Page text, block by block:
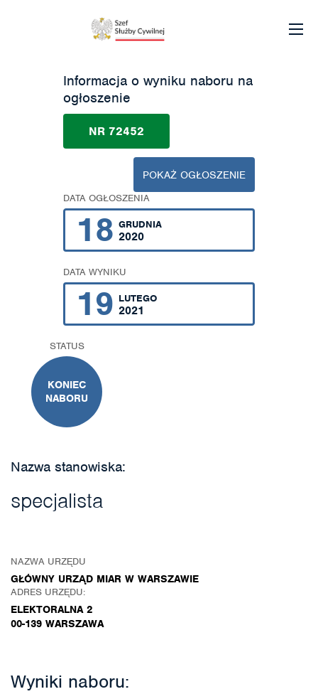
Informacja o wyniku naboru na
ogłoszenie
NR 72452
POKAŻ OGŁOSZENIE
DATA OGŁOSZENIA
18 GRUDNIA
2020
DATA WYNIKU
19 LUTEGO
2021
STATUS
KONIEC
NABORU
Nazwa stanowiska:
specjalista
NAZWA URZĘDU
GŁÓWNY URZĄD MIAR W WARSZAWIE
ADRES URZĘDU:
ELEKTORALNA 2
00-139 WARSZAWA
Wyniki naboru: